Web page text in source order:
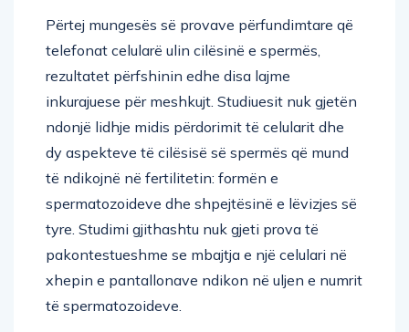
telefonat celularë ulin cilësinë e spermës,
rezultatet përfshinin edhe disa lajme
inkurajuese për meshkujt. Studiuesit nuk gjetën
ndonjë lidhje midis përdorimit të celularit dhe
dy aspekteve të cilësisë së spermës që mund
të ndikojnë në fertilitetin: formën e
spermatozoideve dhe shpejtësinë e lëvizjes së
tyre. Studimi gjithashtu nuk gjeti prova të
pakontestueshme se mbajtja e një celulari në
xhepin e pantallonave ndikon në uljen e numrit
të spermatozoideve.